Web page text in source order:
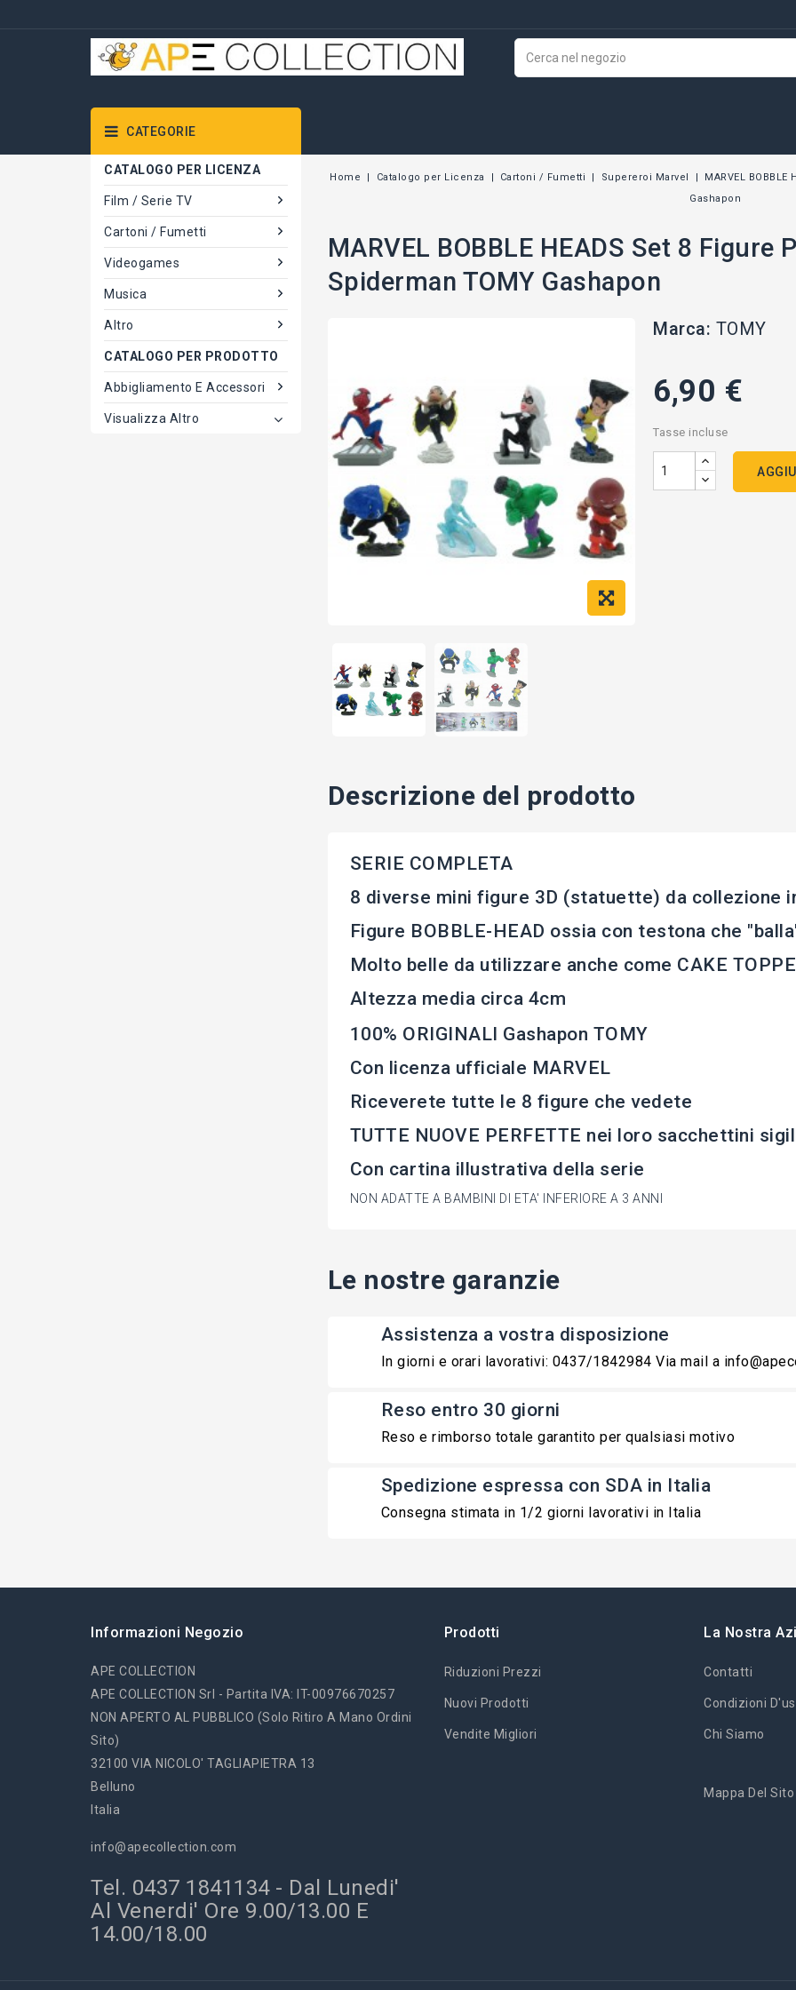
CATEGORIE
CATALOGO PER LICENZA
Film / Serie TV
Cartoni / Fumetti
Videogames
Musica
Altro
CATALOGO PER PRODOTTO
Abbigliamento E Accessori
Visualizza Altro
Home Catalogo per Licenza Cartoni / Fumetti Supereroi Marvel
MARVEL
Gashapon
MARVEL BOBBLE HEADS Set 8 Figure
Spiderman TOMY Gashapon
Marca: TOMY
6,90 €
Tasse incluse
Descrizione del prodotto
SERIE COMPLETA
8 diverse mini figure 3D (statuette) da collezione
Figure BOBBLE-HEAD ossia con testona che
Molto belle da utilizzare anche come CAKE
Altezza media circa 4cm
100% ORIGINALI Gashapon TOMY
Con licenza ufficiale MARVEL
Riceverete tutte le 8 figure che vedete
TUTTE NUOVE PERFETTE nei loro sacchettini
Con cartina illustrativa della serie
NON ADATTE A BAMBINI DI ETA' INFERIORE A 3 ANNI
Le nostre garanzie
Assistenza a vostra disposizione
In giorni e orari lavorativi: 0437/1842984 Via mail a
Reso entro 30 giorni
Reso e rimborso totale garantito per qualsiasi motivo
Spedizione espressa con SDA in Italia
Consegna stimata in 1/2 giorni lavorativi in Italia
Informazioni Negozio
APE COLLECTION
APE COLLECTION Srl - Partita IVA: IT-00976670257
NON APERTO AL PUBBLICO (solo Ritiro A Mano Ordini
Sito)
32100 VIA NICOLO' TAGLIAPIETRA 13
Belluno
Italia
info@apecollection.com
Tel. 0437 1841134 - Dal Lunedi'
Al Venerdi' Ore 9.00/13.00 E
14.00/18.00
Prodotti
Riduzioni Prezzi
Nuovi Prodotti
Vendite Migliori
La Nostra
Contatti
Condizioni
Chi Siamo
Mappa Del Sito